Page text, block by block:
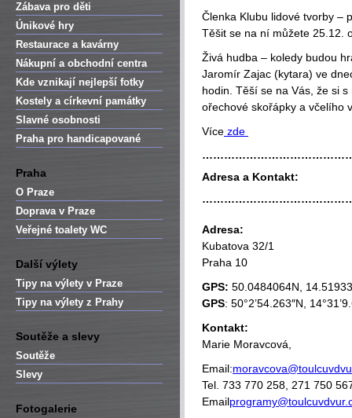
Zábava pro děti
Únikové hry
Restaurace a kavárny
Nákupní a obchodní centra
Kde vznikají nejlepší fotky
Kostely a církevní památky
Slavné osobnosti
Praha pro handicapované
Praha
O Praze
Doprava v Praze
Veřejné toalety WC
Další výlety
Tipy na výlety v Praze
Tipy na výlety z Prahy
Soutěže a slevy
Soutěže
Slevy
Fotogalerie
Členka Klubu lidové tvorby –
Těšit se na ní můžete 25.12.
Živá hudba – koledy budou
Jaromír Zajac (kytara) ve
hodin. Těší se na Vás, že si
ořechové skořápky a včelího
Více zde
Adresa a Kontakt:
Adresa:
Kubatova 32/1
Praha 10
GPS: 50.0484064N,
GPS: 50°2’54.263″N,
Kontakt:
Marie Moravcová,
Email:
Tel. 733 770 258, 271 750
Email